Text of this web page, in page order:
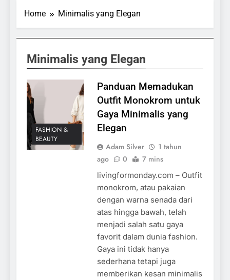
Home Minimalis yang Elegan
Minimalis yang Elegan
FASHION &
BEAUTY
Panduan Memadukan
Outfit Monokrom untuk
Gaya Minimalis yang
Elegan
Adam Silver
1 tahun
ago
0 7 mins
livingformonday.com – Outfit
monokrom, atau pakaian
dengan warna senada dari
atas hingga bawah, telah
menjadi salah satu gaya
favorit dalam dunia fashion.
Gaya ini tidak hanya
sederhana tetapi juga
memberikan kesan minimalis